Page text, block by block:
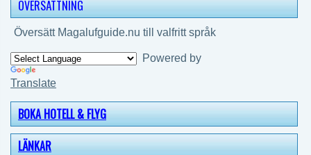
ÖVERSÄTTNING
Översätt Magalufguide.nu till valfritt språk
Powered by
Translate
BOKA HOTELL & FLYG
LÄNKAR